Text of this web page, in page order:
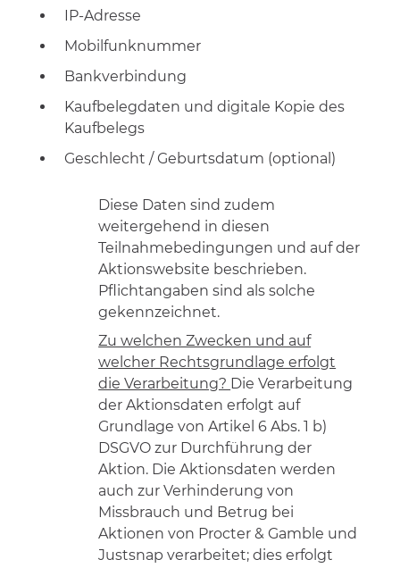
IP-Adresse
Mobilfunknummer
Bankverbindung
Kaufbelegdaten und digitale Kopie des
Kaufbelegs
Geschlecht / Geburtsdatum (optional)
Diese Daten sind zudem
weitergehend in diesen
Teilnahmebedingungen und auf der
Aktionswebsite beschrieben.
Pflichtangaben sind als solche
gekennzeichnet.
Zu welchen Zwecken und auf
welcher Rechtsgrundlage erfolgt
die Verarbeitung? Die Verarbeitung
der Aktionsdaten erfolgt auf
Grundlage von Artikel 6 Abs. 1 b)
DSGVO zur Durchführung der
Aktion. Die Aktionsdaten werden
auch zur Verhinderung von
Missbrauch und Betrug bei
Aktionen von Procter & Gamble und
Justsnap verarbeitet; dies erfolgt